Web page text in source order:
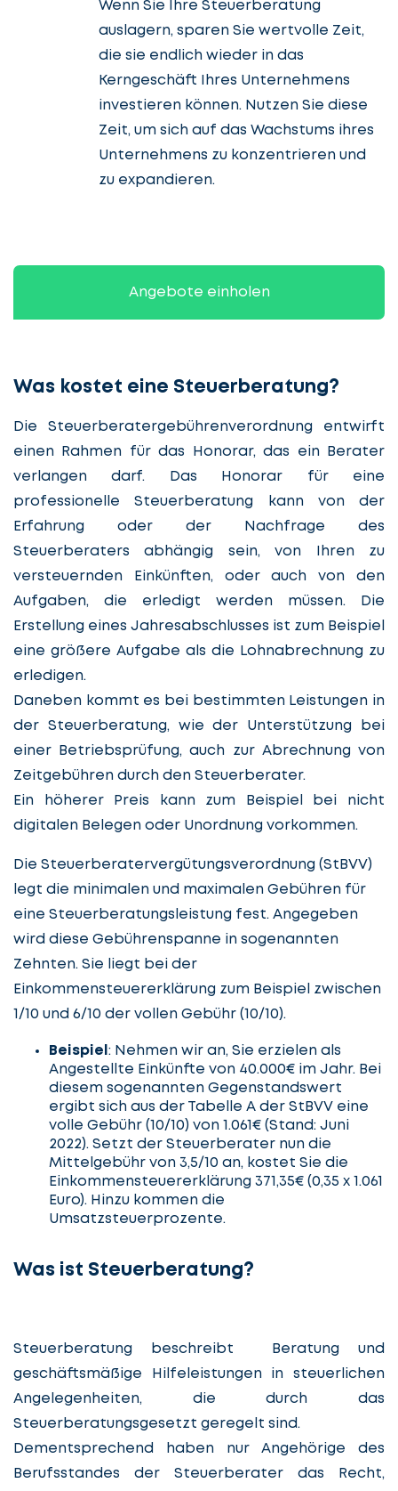
Wenn Sie Ihre Steuerberatung
auslagern, sparen Sie wertvolle Zeit,
die sie endlich wieder in das
Kerngeschäft Ihres Unternehmens
investieren können. Nutzen Sie diese
Zeit, um sich auf das Wachstums ihres
Unternehmens zu konzentrieren und
zu expandieren.
Angebote einholen
Was kostet eine Steuerberatung?
Die Steuerberatergebührenverordnung entwirft
einen Rahmen für das Honorar, das ein Berater
verlangen darf. Das Honorar für eine
professionelle Steuerberatung kann von der
Erfahrung oder der Nachfrage des
Steuerberaters abhängig sein, von Ihren zu
versteuernden Einkünften, oder auch von den
Aufgaben, die erledigt werden müssen. Die
Erstellung eines Jahresabschlusses ist zum Beispiel
eine größere Aufgabe als die Lohnabrechnung zu
erledigen.
Daneben kommt es bei bestimmten Leistungen in
der Steuerberatung, wie der Unterstützung bei
einer Betriebsprüfung, auch zur Abrechnung von
Zeitgebühren durch den Steuerberater.
Ein höherer Preis kann zum Beispiel bei nicht
digitalen Belegen oder Unordnung vorkommen.
Die Steuerberatervergütungsverordnung (StBVV)
legt die minimalen und maximalen Gebühren für
eine Steuerberatungsleistung fest. Angegeben
wird diese Gebührenspanne in sogenannten
Zehnten. Sie liegt bei der
Einkommensteuererklärung zum Beispiel zwischen
1/10 und 6/10 der vollen Gebühr (10/10).
Beispiel : Nehmen wir an, Sie erzielen als
Angestellte Einkünfte von 40.000€ im Jahr. Bei
diesem sogenannten Gegenstandswert
ergibt sich aus der Tabelle A der StBVV eine
volle Gebühr (10/10) von 1.061€ (Stand: Juni
2022). Setzt der Steuerberater nun die
Mittelgebühr von 3,5/10 an, kostet Sie die
Einkommensteuererklärung 371,35€ (0,35 x 1.061
Euro). Hinzu kommen die
Umsatzsteuerprozente.
Was ist Steuerberatung?
Steuerberatung beschreibt Beratung und
geschäftsmäßige Hilfeleistungen in steuerlichen
Angelegenheiten, die durch das
Steuerberatungsgesetzt geregelt sind.
Dementsprechend haben nur Angehörige des
Berufsstandes der Steuerberater das Recht,